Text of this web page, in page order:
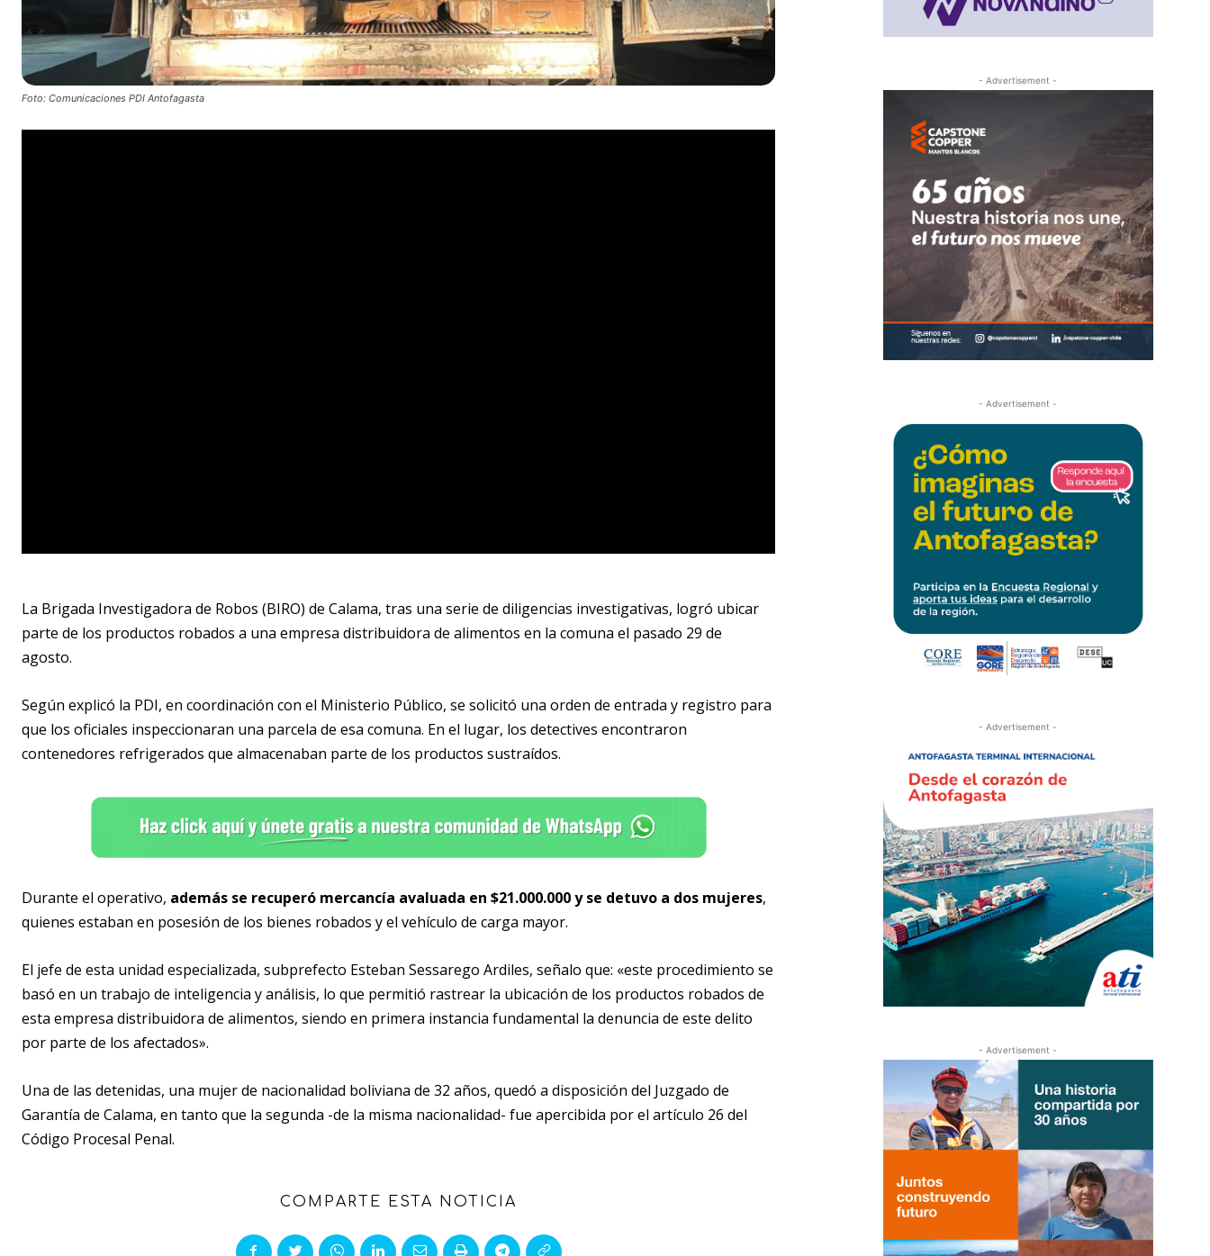
Foto: Comunicaciones PDI Antofagasta
La Brigada Investigadora de Robos (BIRO) de Calama, tras una serie de diligencias investigativas, logró ubicar
parte de los productos robados a una empresa distribuidora de alimentos en la comuna el pasado 29 de
agosto.
Según explicó la PDI, en coordinación con el Ministerio Público, se solicitó una orden de entrada y registro para
que los oficiales inspeccionaran una parcela de esa comuna. En el lugar, los detectives encontraron
contenedores refrigerados que almacenaban parte de los productos sustraídos.
Durante el operativo, además se recuperó mercancía avaluada en $21.000.000 y se detuvo a dos mujeres,
quienes estaban en posesión de los bienes robados y el vehículo de carga mayor.
El jefe de esta unidad especializada, subprefecto Esteban Sessarego Ardiles, señalo que: «este procedimiento se
basó en un trabajo de inteligencia y análisis, lo que permitió rastrear la ubicación de los productos robados de
esta empresa distribuidora de alimentos, siendo en primera instancia fundamental la denuncia de este delito
por parte de los afectados».
Una de las detenidas, una mujer de nacionalidad boliviana de 32 años, quedó a disposición del Juzgado de
Garantía de Calama, en tanto que la segunda -de la misma nacionalidad- fue apercibida por el artículo 26 del
Código Procesal Penal.
COMPARTE ESTA NOTICIA
- Advertisement -
- Advertisement -
- Advertisement -
- Advertisement -